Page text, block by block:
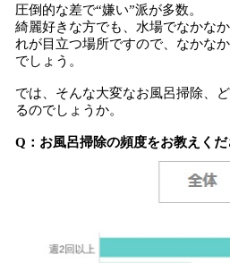
圧倒的な差で“嫌い”派が多数。
綺麗好きな方でも、水場でなかな
れが目立つ場所ですので、なかな
でしょう。
では、そんな大変なお風呂掃除、
るのでしょうか。
Q：お風呂掃除の頻度をお教えくだ